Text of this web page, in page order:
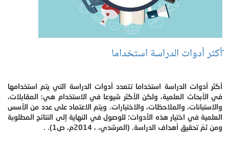
ًأكثر أدوات الدراسة استخداما
أكثر أدوات الدراسة استخداما تتعدد أدوات الدراسة التي يتم استخدامها
في الأبحاث العلمية، ولكن الأكثر شيوعا في الاستخدام هي: المقابلات،
والاستبانات، والملاحظات، والاختبارات. ويتم الاعتماد على عدد من الأسس
العلمية في اختيار هذه الأدوات؛ للوصول في النهاية إلى النتائج المطلوبة
ومن ثمّ تحقيق أهداف الدراسة. (المرشدي، ، 2014م، ص1). .